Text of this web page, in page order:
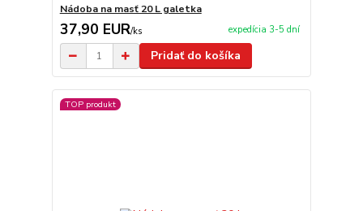
Nádoba na masť 20 L galetka
37,90 EUR/ks expedícia 3-5 dní
Pridať do košíka
TOP produkt